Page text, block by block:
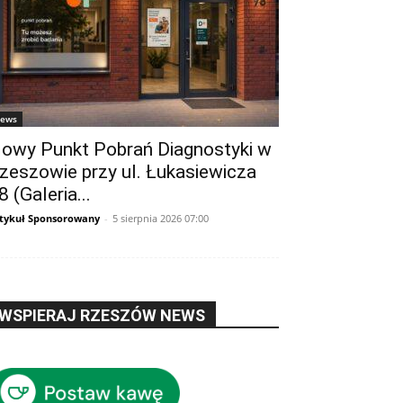
warsztaty „Imagine” skierowane są do członków
uczelni wyższych, a także wolontariuszy Szlachetnej
własną uczestników.
bo wymagają pełnego zaangażowania w ćwiczenia,
siebie i innych uczestników.
Punkt Pobrań Diagnostyki w
przy ul. Łukasiewicza
(Galeria...
Sponsorowany - 5 sierpnia 2026 07:00
RZESZÓW NEWS